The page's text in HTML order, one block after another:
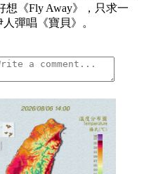
想《Fly Away》，只求一
彈唱《寶貝》。